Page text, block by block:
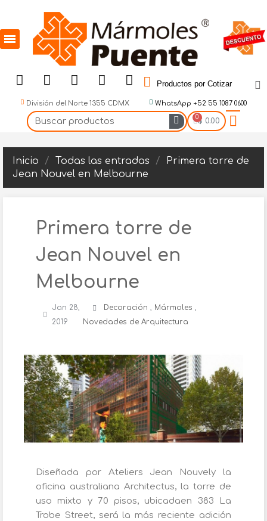
Productos por Cotizar
División del Norte 1355 CDMX WhatsApp +52 55 1087 0600
$ 0.00
Inicio Todas las entradas
Primera torre de
Jean Nouvel en Melbourne
Primera torre de
Jean Nouvel en
Melbourne
Jan 28,
2019
Decoración, Mármoles,
Novedades de Arquitectura
Diseñada por Ateliers Jean Nouvely la
oficina australiana Architectus, la torre de
uso mixto y 70 pisos, ubicadaen 383 La
Trobe Street, será la más reciente adición